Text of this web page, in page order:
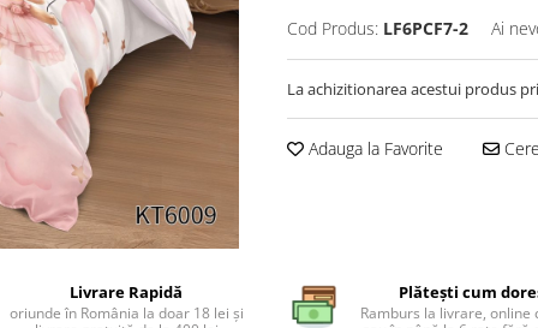
Cod Produs: LF6PCF7-2 Ai
La achizitionarea acestui produs
Adauga la Favorite
Livrare Rapidă
oriunde în România la doar 18 lei și
Plătești cum
Ramburs la livrare, online